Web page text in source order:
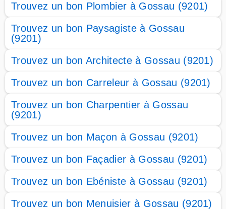
Trouvez un bon Plombier à Gossau (9201)
Trouvez un bon Paysagiste à Gossau
(9201)
Trouvez un bon Architecte à Gossau (9201)
Trouvez un bon Carreleur à Gossau (9201)
Trouvez un bon Charpentier à Gossau
(9201)
Trouvez un bon Maçon à Gossau (9201)
Trouvez un bon Façadier à Gossau (9201)
Trouvez un bon Ebéniste à Gossau (9201)
Trouvez un bon Menuisier à Gossau (9201)